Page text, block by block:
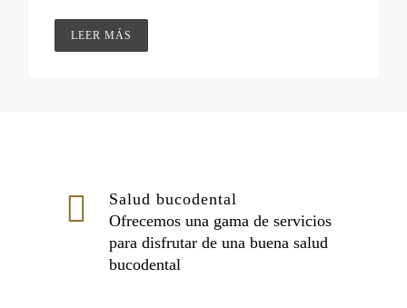
LEER MÁS
Salud bucodental
Ofrecemos una gama de servicios
para disfrutar de una buena salud
bucodental